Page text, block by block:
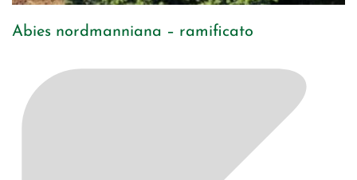
Abies nordmanniana – ramificato